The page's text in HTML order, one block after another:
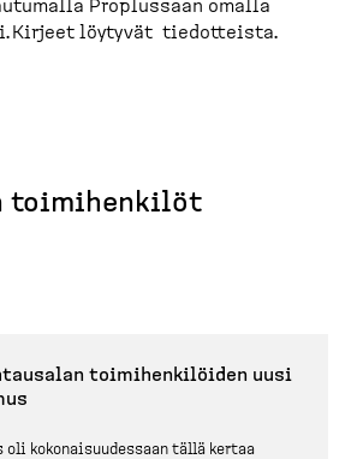
Proplussaan omalla
Kirjeet löytyvät tiedotteista.
toimihenkilöt
toimihen­ki­löiden uusi
oli kokonai­suu­dessaan tällä kertaa